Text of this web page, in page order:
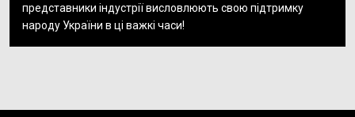
представники індустрії висловлюють свою підтримку
народу України в ці важкі часи!